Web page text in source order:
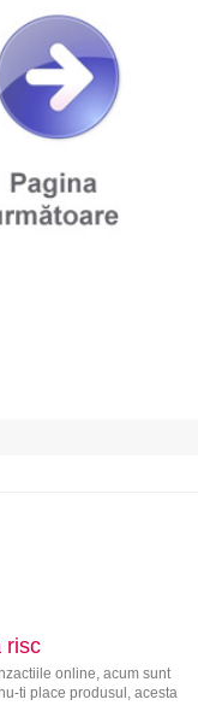
risc
online, acum sunt
ti place produsul, acesta